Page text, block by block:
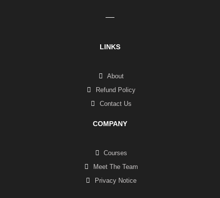
LINKS
About
Refund Policy
Contact Us
COMPANY
Courses
Meet The Team
Privacy Notice